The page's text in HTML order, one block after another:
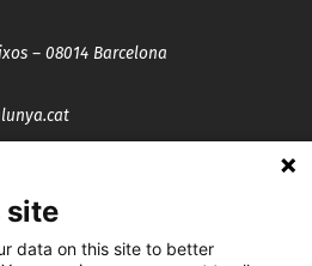
– 08014 Barcelona
site
data on this site to better